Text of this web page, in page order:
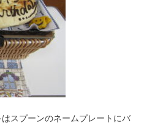
スプーンのネームプレートにバ